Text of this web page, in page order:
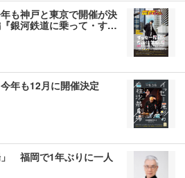
も神戸と東京で開催が決
銀河鉄道に乗って・す…
年も12月に開催決定
福岡で1年ぶりに一人